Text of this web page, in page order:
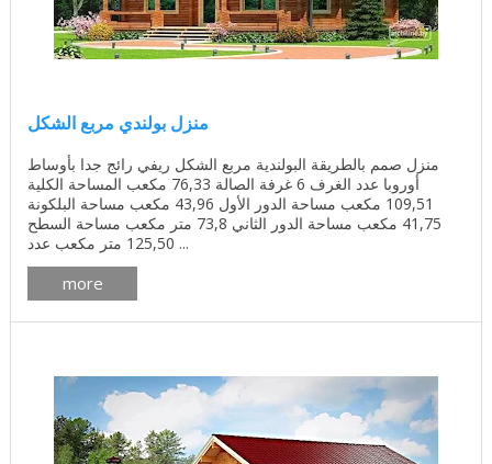
منزل بولندي مربع الشكل
منزل صمم بالطريقة البولندية مربع الشكل ريفي رائج جدا بأوساط
أوروبا عدد الغرف 6 غرفة الصالة 76,33 مكعب المساحة الكلية
109,51 مكعب مساحة الدور الأول 43,96 مكعب مساحة البلكونة
41,75 مكعب مساحة الدور الثاني 73,8 متر مكعب مساحة السطح
125,50 متر مكعب عدد ...
more